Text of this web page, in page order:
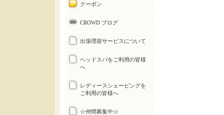
クーポン
CROWD ブログ
出張理容サービスについて
ヘッドスパをご利用の皆様
へ
レディースシェービングを
ご利用の皆様へ
☆仲間募集中☆